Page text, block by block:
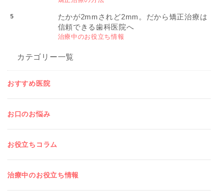
たかが2mmされど2mm。だから矯正治療は
信頼できる歯科医院へ
治療中のお役立ち情報
カテゴリー一覧
おすすめ医院
お口のお悩み
お役立ちコラム
治療中のお役立ち情報